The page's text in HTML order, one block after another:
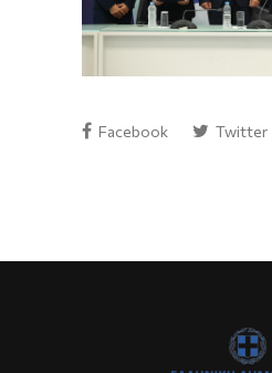
Facebook Twitter